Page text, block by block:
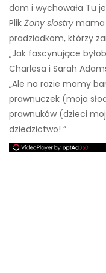
dom i wychowała Tu
Plik Żony siostry mama
pradziadkom, którzy
„Jak fascynujące
Charlesa i Sarah
„Ale na razie mamy
prawnuczek (moja
prawnuków (dzieci
dziedzictwo! ”